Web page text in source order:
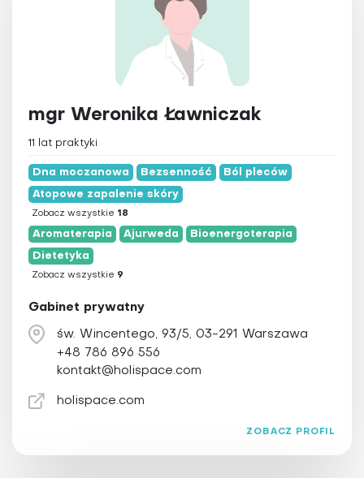
mgr Weronika Ławniczak
11 lat praktyki
Dna moczanowa Bezsenność Ból pleców
Atopowe zapalenie skóry
Zobacz wszystkie 18
Aromaterapia Ajurweda Bioenergoterapia
Dietetyka
Zobacz wszystkie 9
Gabinet prywatny
św. Wincentego, 93/5, 03-291 Warszawa
+48 786 896 556
kontakt@holispace.com
holispace.com
ZOBACZ PROFIL